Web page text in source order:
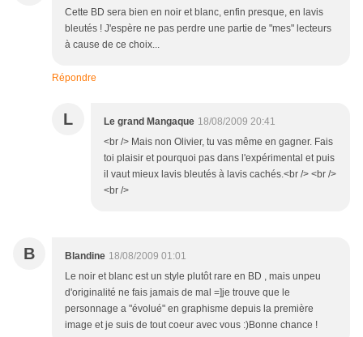
Cette BD sera bien en noir et blanc, enfin presque, en lavis
bleutés ! J'espère ne pas perdre une partie de "mes" lecteurs
à cause de ce choix...
Répondre
L Le grand Mangaque 18/08/2009 20:41
<br /> Mais non Olivier, tu vas même en gagner. Fais
toi plaisir et pourquoi pas dans l'expérimental et puis
il vaut mieux lavis bleutés à lavis cachés.<br /> <br />
<br />
B Blandine 18/08/2009 01:01
Le noir et blanc est un style plutôt rare en BD , mais unpeu
d'originalité ne fais jamais de mal =]je trouve que le
personnage a "évolué" en graphisme depuis la première
image et je suis de tout coeur avec vous :)Bonne chance !